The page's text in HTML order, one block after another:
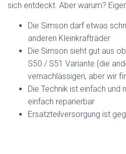
sich entdeckt. Aber warum?
Die Simson darf etwas
anderen Kleinkrafträder
Die Simson sieht gut aus
S50 / S51 Variante (die
vernachlässigen, aber wir
Die Technik ist einfach
einfach reparierbar
Ersatzteilversorgung ist